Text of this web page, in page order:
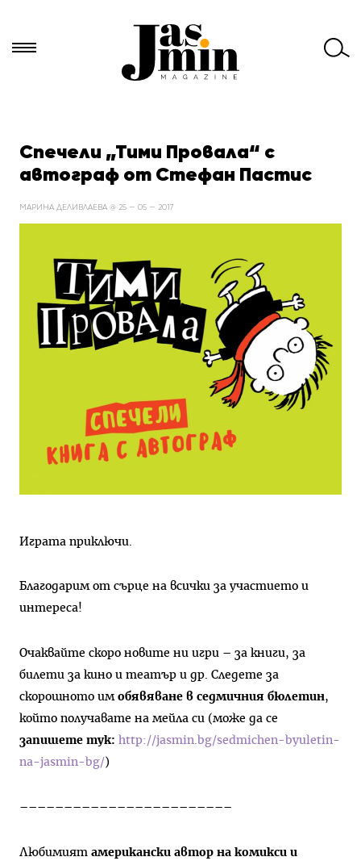
за:Спечели „Тими Провала“ с
автограф от Стефан Пастис
МАРИНА ДЕЛИВЛАЕВА @ 25 — 05 — 2017
Играта приключи.
Благодарим от сърце на всички за участието и
интереса!
Очаквайте скоро новите ни игри – за книги, за
билети за кино и театър и др. Следете за
скорошното им обявяване в седмичния бюлетин,
който получавате на мейла си (може да се
запишете тук: http://jasmin.bg/sedmichen-byuletin-
na-jasmin-bg/ )
––––––––––––––––––––––––
Любимият американски автор на комикси и